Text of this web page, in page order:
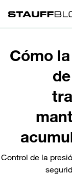
Cómo
Control de la